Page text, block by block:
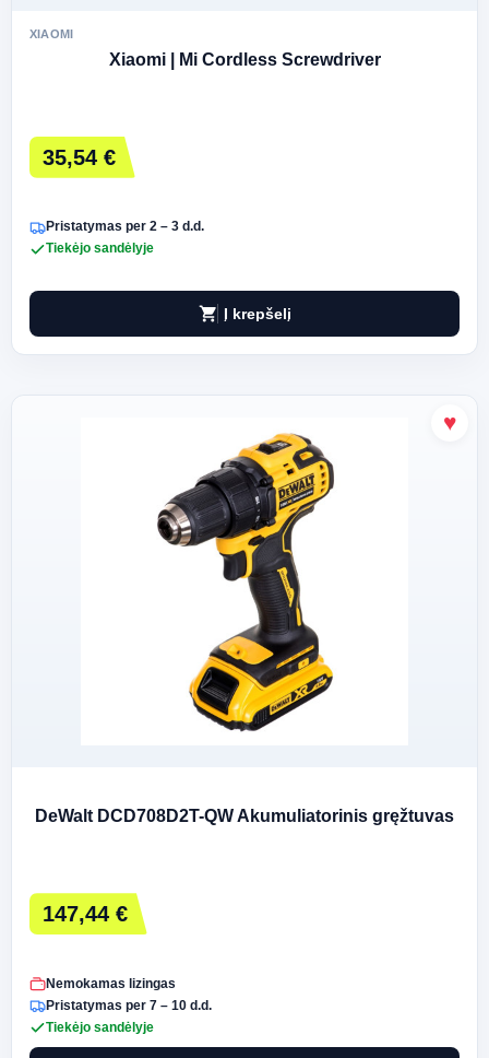
XIAOMI
Xiaomi | Mi Cordless Screwdriver
35,54 €
Pristatymas per 2 – 3 d.d.
Tiekėjo sandėlyje
shopping_cart Į krepšelį
DeWalt DCD708D2T-QW Akumuliatorinis gręžtuvas
147,44 €
Nemokamas lizingas
Pristatymas per 7 – 10 d.d.
Tiekėjo sandėlyje